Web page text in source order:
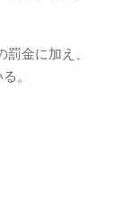
金に加え、
。